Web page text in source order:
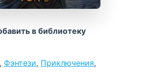
в библиотеку
, Фэнтези, Приключения,